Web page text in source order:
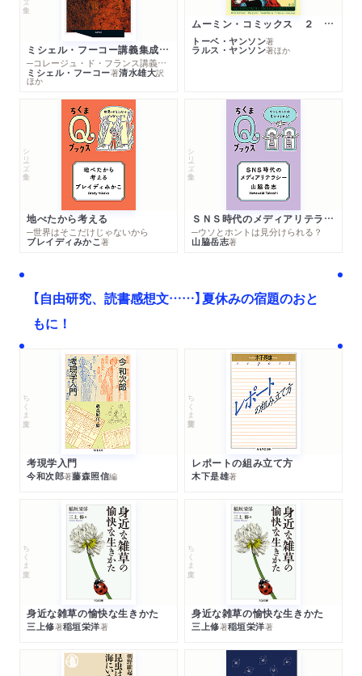
ミシェル・フーコー講義集成１０ 主体性と真理
─コレージュ・ド・フランス講義１９８０－１９８１年度
ミシェル・フーコー著清水雄大訳
ほか
ムーミン・コミックス ２ あこがれの遠い土地
トーベ・ヤンソン著
ラルス・ヤンソン著ほか
シリーズ・全集
地べたから考える
─世界はそこだけじゃないから
ブレイディみかこ著
シリーズ・全集
ＳＮＳ時代のメディアリテラシー
─ウソとホントは見分けられる？
山脇岳志著
【自由研究、読書感想文……】夏休みの宿題のおと
もに！
ちくま文庫
考現学入門
今和次郎著藤森照信編
ちくま学芸文庫
レポートの組み立て方
木下是雄著
ちくま文庫
身近な雑草の愉快な生きかた
三上修著稲垣栄洋著
ちくま文庫
身近な雑草の愉快な生きかた
三上修著稲垣栄洋著